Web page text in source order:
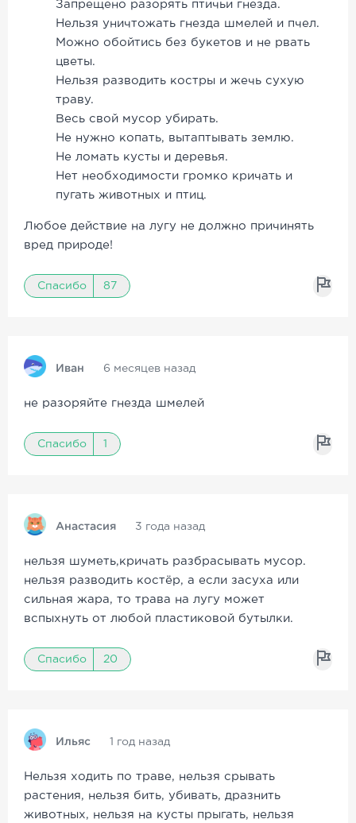
Запрещено разорять птичьи гнезда.
Нельзя уничтожать гнезда шмелей и пчел.
Можно обойтись без букетов и не рвать
цветы.
Нельзя разводить костры и жечь сухую
траву.
Весь свой мусор убирать.
Не нужно копать, вытаптывать землю.
Не ломать кусты и деревья.
Нет необходимости громко кричать и
пугать животных и птиц.
Любое действие на лугу не должно причинять
вред природе!
Спасибо 87
Иван 6 месяцев назад
не разоряйте гнезда шмелей
Спасибо 1
Анастасия 3 года назад
нельзя шуметь,кричать разбрасывать мусор.
нельзя разводить костёр, а если засуха или
сильная жара, то трава на лугу может
вспыхнуть от любой пластиковой бутылки.
Спасибо 20
Ильяс 1 год назад
Нельзя ходить по траве, нельзя срывать
растения, нельзя бить, убивать, дразнить
животных, нельзя на кусты прыгать, нельзя